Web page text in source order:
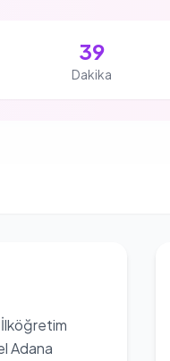
39
Dakika
İlköğretim
Adana